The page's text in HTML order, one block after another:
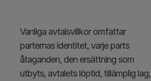
Vanliga avtalsvillkor omfattar
parternas identitet, varje parts
åtaganden, den ersättning som
utbyts, avtalets löptid, tillämplig lag,